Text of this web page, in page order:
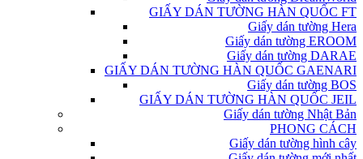
GIẤY DÁN TƯỜNG HÀN QUỐC FT
Giấy dán tường Hera
Giấy dán tường EROOM
Giấy dán tường DARAE
GIẤY DÁN TƯỜNG HÀN QUỐC GAENARI
Giấy dán tường BOS
GIẤY DÁN TƯỜNG HÀN QUỐC JEIL
Giấy dán tường Nhật Bản
PHONG CÁCH
Giấy dán tường hình cây